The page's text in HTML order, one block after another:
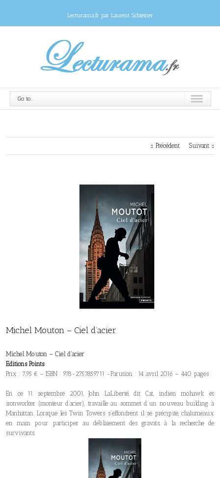
Lecturama.fr par Laurent Schteiner
Go to...
Précédent Suivant
Michel Mouton – Ciel d’acier
Michel Mouton – Ciel d’acier
Editions Points
Prix : 7,95 € – ISBN : 978-2757859711 -Parution : 14 avril 2016 – 440 pages
En ce 11 septembre 2001, John LaLiberté, dit Cat, indien mohawk et
ironworker (monteur d’acier), travaille au sommet d’un nouveau building à
Manhattan. Lorsque les Twin Towers s’effondrent il se précipite, chalumeaux
en main pour participer au déblaiement des gravats, à la recherche de
survivants.